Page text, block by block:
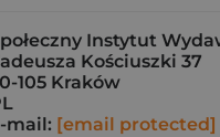
Instytut
Kościuszki 37
105 Kraków
mail: [email protected]